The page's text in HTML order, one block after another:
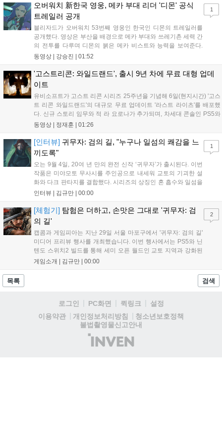
통해 밀도 높은 공포를 선사한다....
오버워치 新한국 영웅, 메카 부대 리더 '디몬' 공식
트레일러 공개
블리자드가 오버워치 53번째 영웅인 한국인 디몬의 트레일러를
공개했다. 영상은 부산을 배경으로 메카 부대와 쓰레기촌 세력 간
의 전투를 다루며 디몬의 붉은 메카 비스트와 능력을 보여준다.
블리자드는 7일 게임플레이 영상 공개를 시작으로 10일 시즌4 트
시할 예정이다. 향후 메카 부대와 탈론의 대립이 본격화될 전망이
다....
동영상 | 강승진 01:52
1
'고스트리콘: 와일드랜드', 출시 9년 차에 무료 대형 업데
이트
유비소프트가 고스트 리콘 시리즈 25주년을 기념해 6일(현지시간) '고스
트 리콘 와일드랜드'의 대규모 무료 업데이트 '라스트 라이츠'를 배포했
다. 신규 스토리 임무와 적 라 요로나가 추가되며, 차세대 콘솔인 PS5와
Xbox Series X|S에서 4K 60FPS를 지원한다. 또한 편의성 개선과 함께
리를 제공한다....
동영상 | 정재훈 01:26
[인터뷰] 귀무자: 검의 길, "누구나 일섬의 쾌감을 느
끼도록"
오는 9월 4일, 20여 년 만의 완전 신작 ‘귀무자’가 출시된다. 이번
작품은 미야모토 무사시를 주인공으로 내세워 교토의 기괴한 설
화와 다크 판타지를 결합했다. 시리즈의 상징인 혼 흡수와 일섬을
계승하면서도, 현대적인 검극 액션과 '무너뜨리기 일섬'을 더해 전
택에 따른 사무라이 액션을 구현하고자 했으며, 실제 검술 전문가
의 모션 캡처를 통해 리얼리티를 극대화했다. 세계관을 새롭게 재
구성한 이번 신작은 기존 시리즈와 설정은 다르지만, 특유의 통쾌
한 손맛과 다크 판타지 분위기를 충실히 담아내어 시리즈 팬과 신
규 이용자 모두에게 새로운 재미를 선사할 예정이다....
인터뷰 | 김규만 00:00
1
[체험기] 탐험은 더하고, 손맛은 그대로 '귀무자: 검
의 길'
캡콤과 게임피아는 지난 29일 서울 마포구에서 '귀무자: 검의 길'
미디어 프리뷰 행사를 개최했습니다. 이번 행사에서는 PS5와 닌
텐도 스위치2 빌드를 통해 세미 오픈 월드인 교토 지역과 강화된
액션 시스템을 공개했습니다. 주인공 미야모토 무사시가 오니를
가 특징입니다. 정식 출시를 앞두고 탄탄한 게임성을 선보여 기대
게임소개 | 김규만 00:00
2
목록 검색
로그인 PC화면 퀵링크
설정
이용약관
개인정보처리방침
청소년보호정책
불법촬영물신고안내
(주)
인